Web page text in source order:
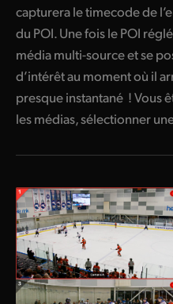
capturera le timecode de
du POI. Une fois le POI
média multi-source et se
d’intérêt au moment où il
presque instantané ! Vous
les médias, sélectionner